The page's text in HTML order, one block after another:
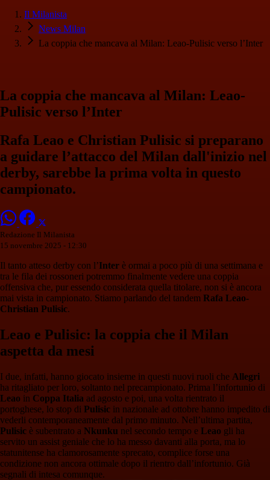
Il Milanista
News Milan
La coppia che mancava al Milan: Leao-Pulisic verso l’Inter
La coppia che mancava al Milan: Leao-
Pulisic verso l’Inter
Rafa Leao e Christian Pulisic si preparano
a guidare l’attacco del Milan dall'inizio nel
derby, sarebbe la prima volta in questo
campionato.
Redazione Il Milanista
15 novembre 2025 - 12:30
Il tanto atteso derby con l’Inter è ormai a poco più di una settimana e
tra le fila dei rossoneri potremmo finalmente vedere una coppia
offensiva che, pur essendo considerata quella titolare, non si è ancora
mai vista in campionato. Stiamo parlando del tandem Rafa Leao-
Christian Pulisic.
Leao e Pulisic: la coppia che il Milan
aspetta da mesi
I due, infatti, hanno giocato insieme in questi nuovi ruoli che Allegri
ha ritagliato per loro, soltanto nel precampionato. Prima l’infortunio di
Leao in Coppa Italia ad agosto e poi, una volta rientrato il
portoghese, lo stop di Pulisic in nazionale ad ottobre hanno impedito di
vederli contemporaneamente dal primo minuto. Nell’ultima partita,
Pulisic è subentrato a Nkunku nel secondo tempo e Leao gli ha
servito un assist geniale che lo ha messo davanti alla porta, ma lo
statunitense ha clamorosamente sprecato, complice forse una
condizione non ancora ottimale dopo il rientro dall’infortunio. Già
segnali di intesa comunque.